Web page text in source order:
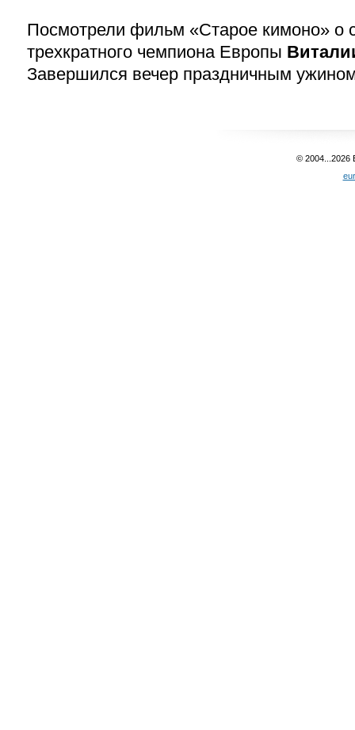
Посмотрели фильм «Старое кимоно» о
трехкратного чемпиона Европы
Завершился вечер праздничным
© 2004...2026